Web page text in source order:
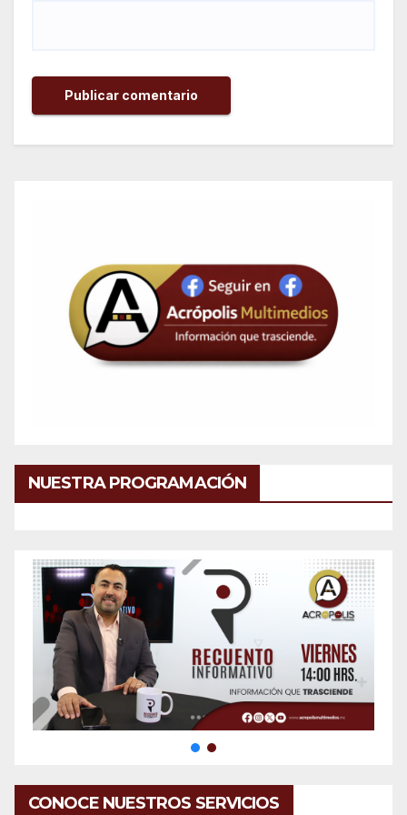
NUESTRA PROGRAMACIÓN
CONOCE NUESTROS SERVICIOS